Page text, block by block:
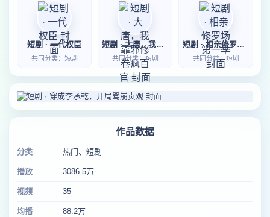
短剧 · 一代权臣
共同分类：短剧
短剧 · 大唐，我靠邪修卷疯百官
共同分类：短剧
短剧 · 相亲修罗场第一季
共同分类：短剧
作品数据
分类 热门、短剧
播放 3086.5万
视频 35
均播 88.2万